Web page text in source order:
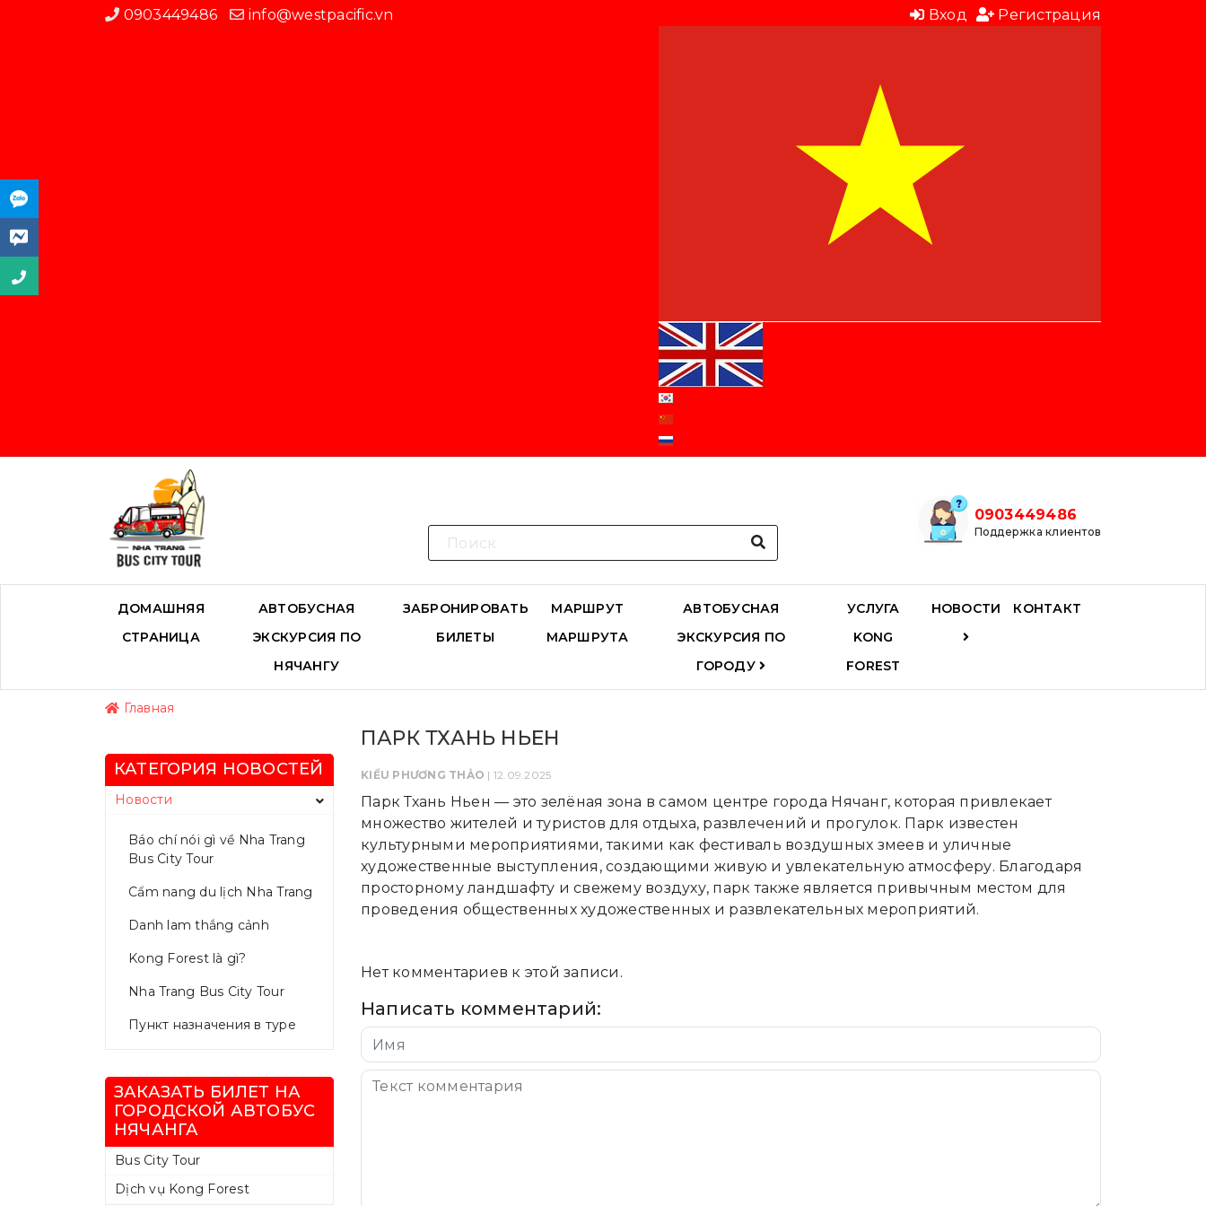
0903449486 info@westpacific.vn Вход Регистрация
0903449486
Поддержка клиентов
ДОМАШНЯЯ
СТРАНИЦА
АВТОБУСНАЯ
ЭКСКУРСИЯ ПО
НЯЧАНГУ
ЗАБРОНИРОВАТЬ
БИЛЕТЫ
МАРШРУТ
МАРШРУТА
АВТОБУСНАЯ
ЭКСКУРСИЯ ПО
ГОРОДУ
УСЛУГА
KONG
FOREST
НОВОСТИ КОНТАКТ
Главная
КАТЕГОРИЯ НОВОСТЕЙ
Новости
Báo chí nói gì về Nha Trang
Bus City Tour
Cẩm nang du lịch Nha Trang
Danh lam thắng cảnh
Kong Forest là gì?
Nha Trang Bus City Tour
Пункт назначения в туре
ЗАКАЗАТЬ БИЛЕТ НА
ГОРОДСКОЙ АВТОБУС
НЯЧАНГА
Bus City Tour
Dịch vụ Kong Forest
ПАРК ТХАНЬ НЬЕН
KIỀU PHƯƠNG THẢO | 12.09.2025
Парк Тхань Ньен — это зелёная зона в самом центре города Нячанг, которая привлекает
множество жителей и туристов для отдыха, развлечений и прогулок. Парк известен
культурными мероприятиями, такими как фестиваль воздушных змеев и уличные
художественные выступления, создающими живую и увлекательную атмосферу. Благодаря
просторному ландшафту и свежему воздуху, парк также является привычным местом для
проведения общественных художественных и развлекательных мероприятий.
Нет комментариев к этой записи.
Написать комментарий: